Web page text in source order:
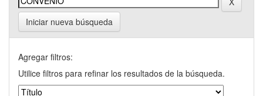
Iniciar nueva búsqueda
Agregar filtros:
Utilice filtros para refinar los resultados de la búsqueda.